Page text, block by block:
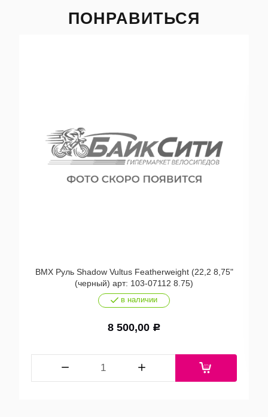
ПОНРАВИТЬСЯ
BMX Руль Shadow Vultus Featherweight (22,2 8,75"
(черный) арт: 103-07112 8.75)
в наличии
8 500,00 Р